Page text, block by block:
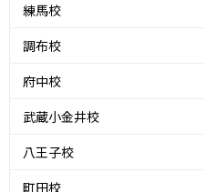
練馬校
調布校
府中校
武蔵小金井校
八王子校
町田校